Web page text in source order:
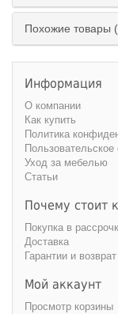
Похожие товары
Информация
О компании
Как купить
Политика
Уход за мебелью
Статьи
Почему стоит
Покупка в
Доставка
Гарантии и возврат
Мой аккаунт
Просмотр корзины